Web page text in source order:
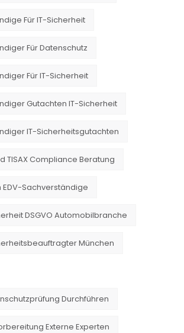
Für IT-Sicherheit
Für Datenschutz
Für IT-Sicherheit
Gutachten IT-Sicherheit
IT-Sicherheitsgutachten
TISAX Compliance Beratung
EDV-Sachverständige
DSGVO Automobilbranche
München
Durchführen
Externe Experten